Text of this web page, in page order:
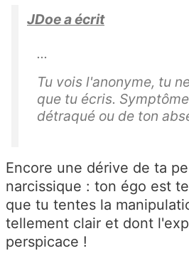
JDoe a écrit
...
Tu vois l'anonyme, tu
que tu écris.
détraqué ou de ton
Encore une dérive de ta
narcissique : ton égo est
que tu tentes la
tellement clair et dont
perspicace !